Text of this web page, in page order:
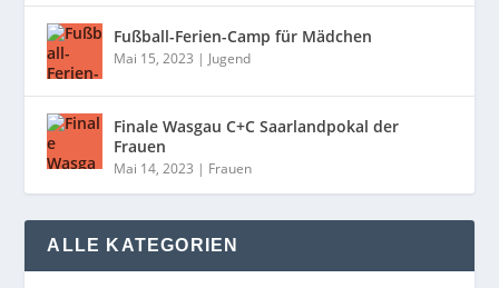
Fußball-Ferien-Camp für Mädchen
Mai 15, 2023 | Jugend
Finale Wasgau C+C Saarlandpokal der
Frauen
Mai 14, 2023 | Frauen
ALLE KATEGORIEN